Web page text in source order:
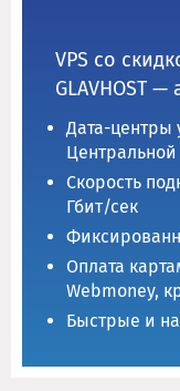
VPS со
GLAVHOST
Дата-центры
Скорость
Гбит/сек
Оплата
Webmoney,
Быстрые и